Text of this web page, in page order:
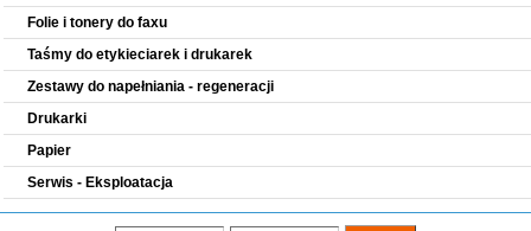
Folie i tonery do faxu
Taśmy do etykieciarek i drukarek
Zestawy do napełniania - regeneracji
Drukarki
Papier
Serwis - Eksploatacja